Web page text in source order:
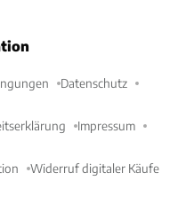
Datenschutz
Impressum
Widerruf digitaler Käufe